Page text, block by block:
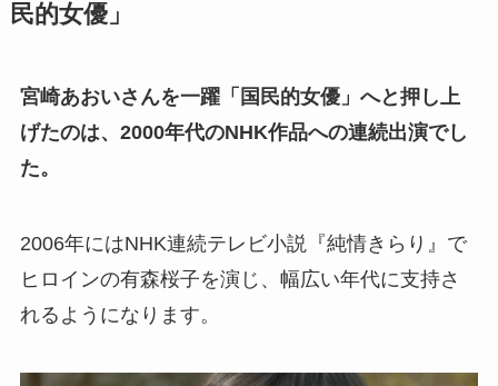
民的女優」
宮崎あおいさんを一躍「国民的女優」へと押し上
げたのは、2000年代のNHK作品への連続出演でし
た。
2006年にはNHK連続テレビ小説『純情きらり』で
ヒロインの有森桜子を演じ、幅広い年代に支持さ
れるようになります。